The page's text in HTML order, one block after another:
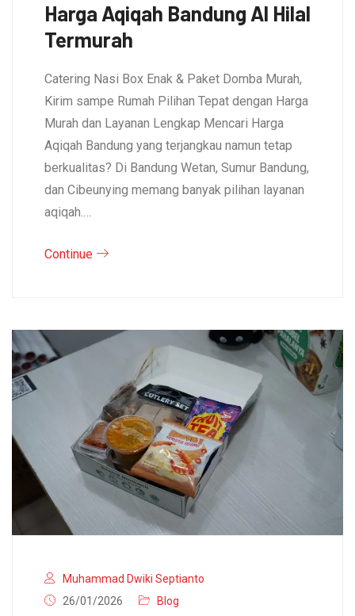
Harga Aqiqah Bandung Al Hilal
Termurah
Catering Nasi Box Enak & Paket Domba Murah,
Kirim sampe Rumah Pilihan Tepat dengan Harga
Murah dan Layanan Lengkap Mencari Harga
Aqiqah Bandung yang terjangkau namun tetap
berkualitas? Di Bandung Wetan, Sumur Bandung,
dan Cibeunying memang banyak pilihan layanan
aqiqah.…
Continue
Muhammad Dwiki Septianto
26/01/2026
Blog